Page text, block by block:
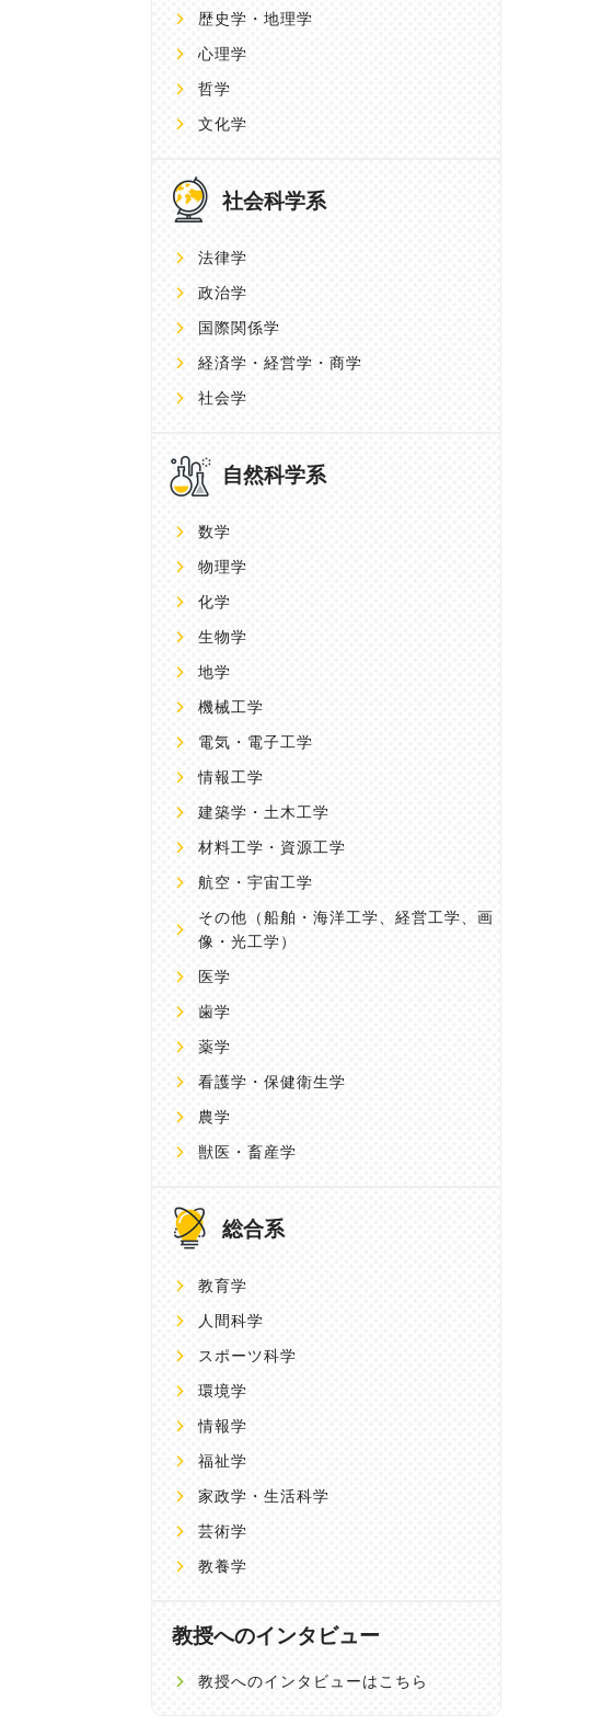
歴史学・地理学
心理学
哲学
文化学
社会科学系
法律学
政治学
国際関係学
経済学・経営学・商学
社会学
自然科学系
数学
物理学
化学
生物学
地学
機械工学
電気・電子工学
情報工学
建築学・土木工学
材料工学・資源工学
航空・宇宙工学
その他 （船舶・海洋工学、経営工学、画
像・光工学）
医学
歯学
薬学
看護学・保健衛生学
農学
獣医・畜産学
総合系
教育学
人間科学
スポーツ科学
環境学
情報学
福祉学
家政学・生活科学
芸術学
教養学
教授へのインタビュー
教授へのインタビューはこちら